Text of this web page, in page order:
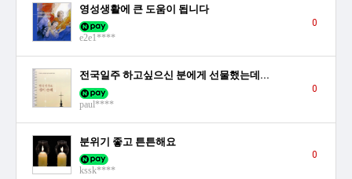
영성생활에 큰 도움이 됩니다
e2e1****
0
전국일주 하고싶으신 분에게 선물했는데...
paul****
0
분위기 좋고 튼튼해요
kssk****
0